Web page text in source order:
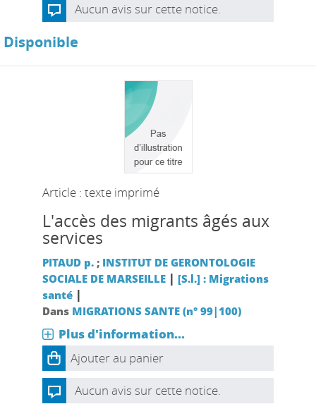
Aucun avis sur cette notice.
Disponible
Article : texte imprimé
L'accès des migrants âgés aux
services
PITAUD p.; INSTITUT DE GERONTOLOGIE
SOCIALE DE MARSEILLE | [S.l.] : Migrations
santé|
Dans MIGRATIONS SANTE (n° 99|100)
Plus d'information...
Ajouter au panier
Aucun avis sur cette notice.